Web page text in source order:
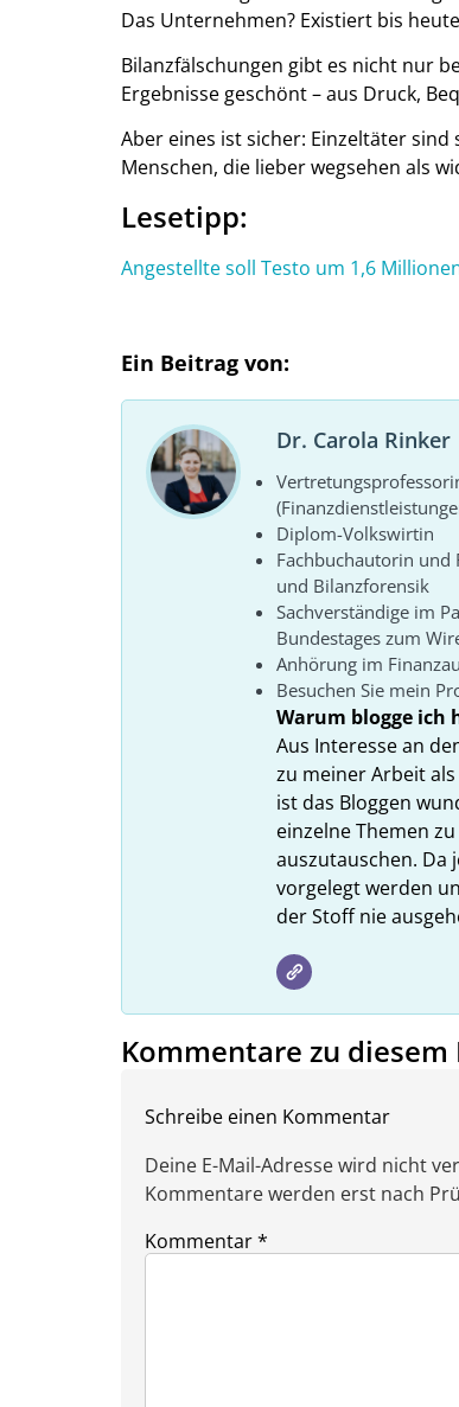
Das Unternehmen? Existiert bis
Bilanzfälschungen gibt es nicht nur
Ergebnisse geschönt – aus Druck,
Aber eines ist sicher: Einzeltäter
Menschen, die lieber wegsehen als
Lesetipp:
Angestellte soll Testo um 1,6
Ein Beitrag von:
Dr. Carola Rinker
Diplom-Volkswirtin
Fachbuchautorin und
und Bilanzforensik
Sachverständige im
Bundestages zum
Anhörung im
Besuchen Sie mein
Warum blogge ich
Aus Interesse an
zu meiner Arbeit
ist das Bloggen
einzelne Themen
auszutauschen. Da
vorgelegt werden
der Stoff nie
Kommentare zu diesem
Schreibe einen Kommentar
Deine E-Mail-Adresse wird nicht
Kommentare werden erst nach
Kommentar*